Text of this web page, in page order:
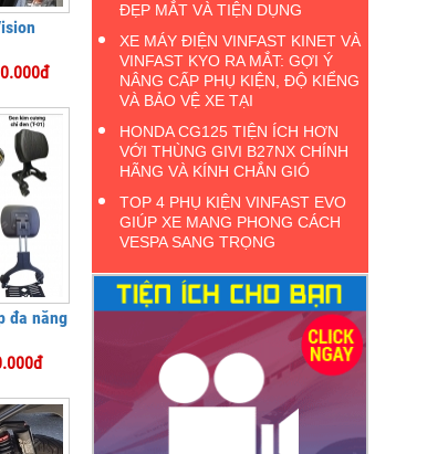
đa năng
ĐẸP MẮT VÀ TIỆN DỤNG
XE MÁY ĐIỆN VINFAST KINET VÀ
VINFAST KYO RA MẮT: GỢI Ý
NÂNG CẤP PHỤ KIỆN, ĐỘ KIỂNG
VÀ BẢO VỆ XE TẠI
HONDA CG125 TIỆN ÍCH HƠN
VỚI THÙNG GIVI B27NX CHÍNH
HÃNG VÀ KÍNH CHẮN GIÓ
TOP 4 PHỤ KIỆN VINFAST EVO
GIÚP XE MANG PHONG CÁCH
VESPA SANG TRỌNG